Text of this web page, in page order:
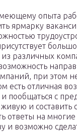
опыта
ярмарку
из различных
при этом
есть отличная
пообщаться с
и составить
ответы на
и возможно